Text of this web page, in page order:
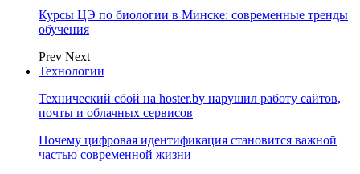
Курсы ЦЭ по биологии в Минске: современные тренды
обучения
Prev Next
Технологии
Технический сбой на hoster.by нарушил работу сайтов,
почты и облачных сервисов
Почему цифровая идентификация становится важной
частью современной жизни